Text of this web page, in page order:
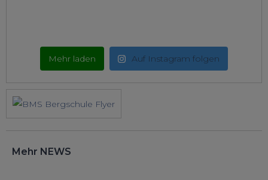
Mehr laden Auf Instagram folgen
Mehr NEWS